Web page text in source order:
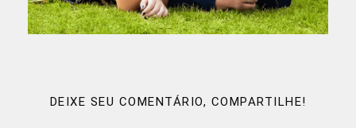
DEIXE SEU COMENTÁRIO, COMPARTILHE!